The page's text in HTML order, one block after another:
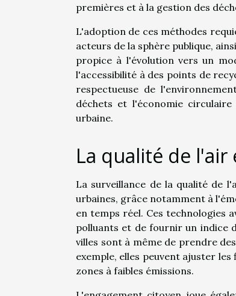
premières et à la gestion des
L'adoption de ces méthodes
acteurs de la sphère publique,
propice à l'évolution vers un
l'accessibilité à des points de
respectueuse de
déchets et l'économie
urbaine.
La qualité de
La surveillance de la qualité de
urbaines, grâce notamment à
en temps réel. Ces technologies
polluants et de fournir un indice
villes sont à même de prendre
exemple, elles peuvent ajuster
zones à faibles émissions.